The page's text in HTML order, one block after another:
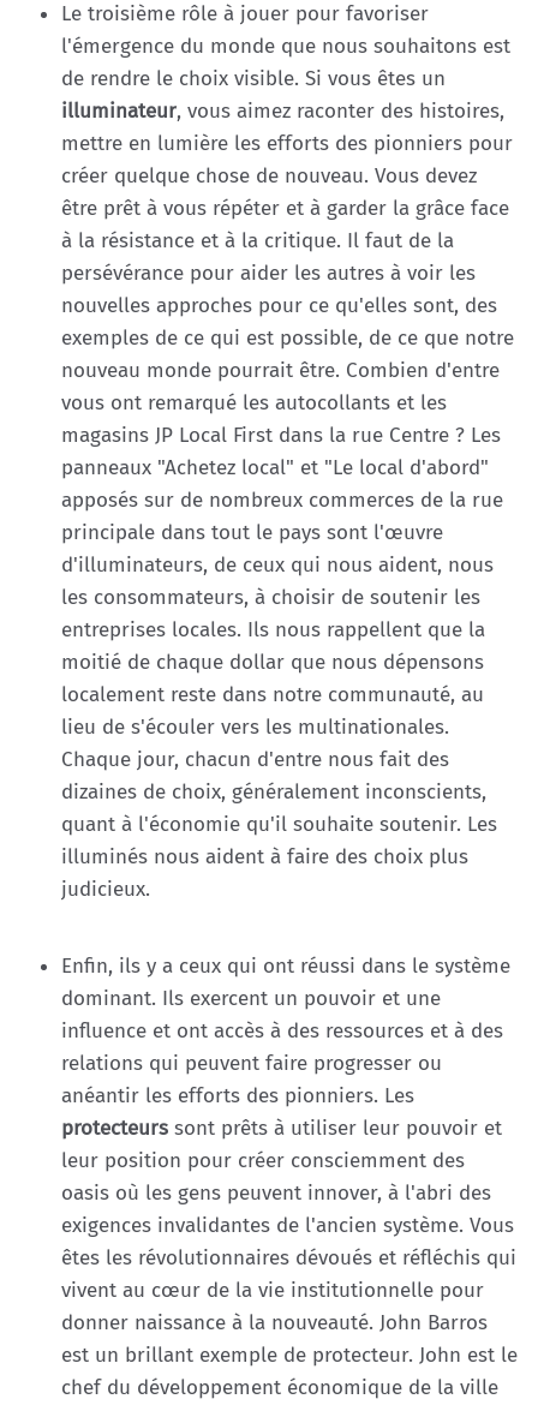
Le troisième rôle à jouer pour favoriser
l'émergence du monde que nous souhaitons est
de rendre le choix visible. Si vous êtes un
illuminateur, vous aimez raconter des histoires,
mettre en lumière les efforts des pionniers pour
créer quelque chose de nouveau. Vous devez
être prêt à vous répéter et à garder la grâce face
à la résistance et à la critique. Il faut de la
persévérance pour aider les autres à voir les
nouvelles approches pour ce qu'elles sont, des
exemples de ce qui est possible, de ce que notre
nouveau monde pourrait être. Combien d'entre
vous ont remarqué les autocollants et les
magasins JP Local First dans la rue Centre ? Les
panneaux "Achetez local" et "Le local d'abord"
apposés sur de nombreux commerces de la rue
principale dans tout le pays sont l'œuvre
d'illuminateurs, de ceux qui nous aident, nous
les consommateurs, à choisir de soutenir les
entreprises locales. Ils nous rappellent que la
moitié de chaque dollar que nous dépensons
localement reste dans notre communauté, au
lieu de s'écouler vers les multinationales.
Chaque jour, chacun d'entre nous fait des
dizaines de choix, généralement inconscients,
quant à l'économie qu'il souhaite soutenir. Les
illuminés nous aident à faire des choix plus
judicieux.
Enfin, ils y a ceux qui ont réussi dans le système
dominant. Ils exercent un pouvoir et une
influence et ont accès à des ressources et à des
relations qui peuvent faire progresser ou
anéantir les efforts des pionniers. Les
protecteurs sont prêts à utiliser leur pouvoir et
leur position pour créer consciemment des
oasis où les gens peuvent innover, à l'abri des
exigences invalidantes de l'ancien système. Vous
êtes les révolutionnaires dévoués et réfléchis qui
vivent au cœur de la vie institutionnelle pour
donner naissance à la nouveauté. John Barros
est un brillant exemple de protecteur. John est le
chef du développement économique de la ville